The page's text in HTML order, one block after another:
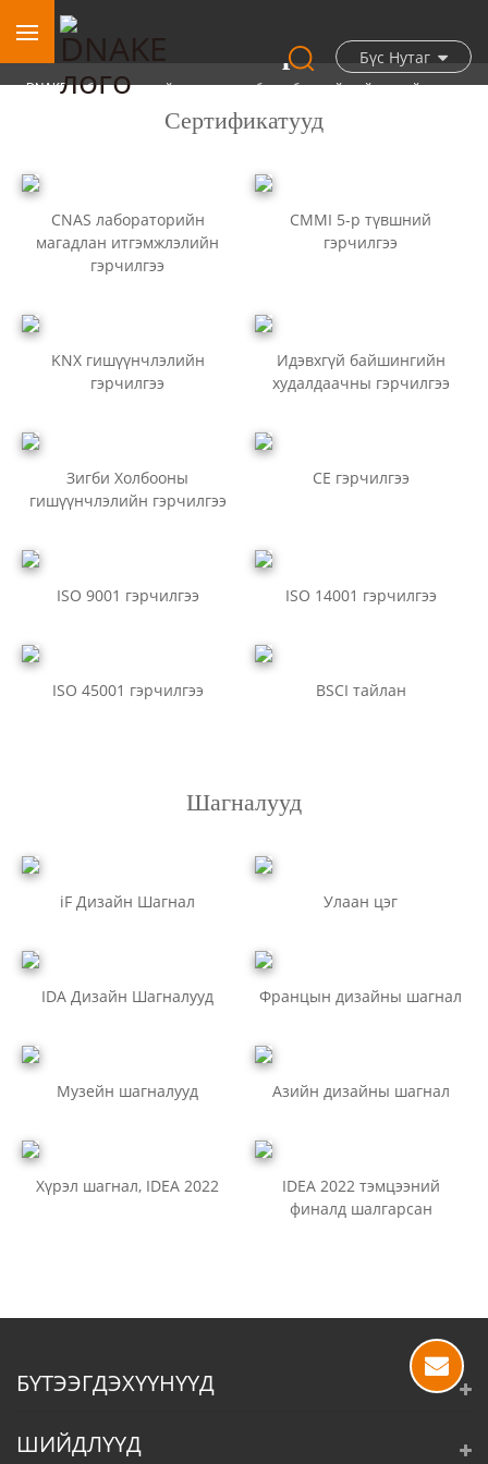
Бүс Нутаг
Шагнал ба гэрчилгээ
DNAKE нь бүтээгдэхүүний шилдэг чанар болон бизнесийн гүйцэтгэлийн төлөө
тогтмол шагнал хүртэж, хүлээн зөвшөөрөгдсөөр ирсэн.
Сертификатууд
CNAS лабораторийн
магадлан итгэмжлэлийн
гэрчилгээ
CMMI 5-р түвшний
гэрчилгээ
KNX гишүүнчлэлийн
гэрчилгээ
Идэвхгүй байшингийн
худалдаачны гэрчилгээ
Зигби Холбооны
гишүүнчлэлийн гэрчилгээ
CE гэрчилгээ
ISO 9001 гэрчилгээ ISO 14001 гэрчилгээ
ISO 45001 гэрчилгээ BSCI тайлан
Шагналууд
iF Дизайн Шагнал Улаан цэг
IDA Дизайн Шагналууд Францын дизайны шагнал
Музейн шагналууд Азийн дизайны шагнал
Хүрэл шагнал, IDEA 2022
IDEA 2022 тэмцээний
финалд шалгарсан
БҮТЭЭГДЭХҮҮНҮҮД
ШИЙДЛҮҮД